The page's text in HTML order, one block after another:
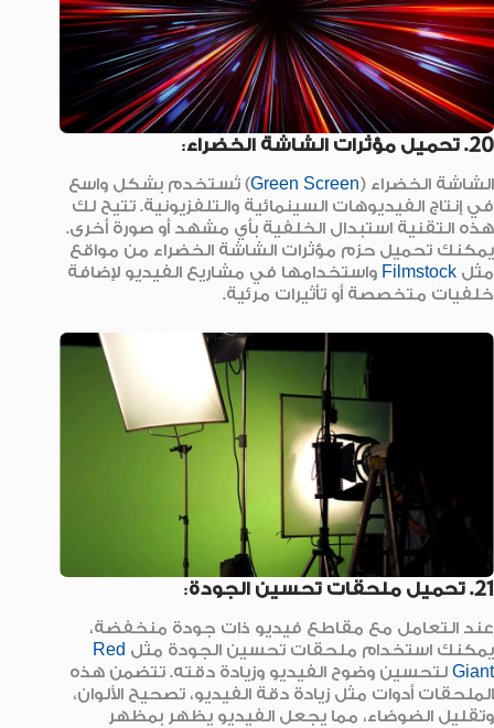
20. تحميل مؤثرات الشاشة الخضراء :
الشاشة الخضراء (Green Screen) تُستخدم بشكل واسع
في إنتاج الفيديوهات السينمائية والتلفزيونية. تتيح لك
هذه التقنية استبدال الخلفية بأي مشهد أو صورة أخرى.
يمكنك تحميل حزم مؤثرات الشاشة الخضراء من مواقع
مثل Filmstock واستخدامها في مشاريع الفيديو لإضافة
خلفيات متخصصة أو تأثيرات مرئية.
21. تحميل ملحقات تحسين الجودة :
عند التعامل مع مقاطع فيديو ذات جودة منخفضة،
يمكنك استخدام ملحقات تحسين الجودة مثل Red
Giant لتحسين وضوح الفيديو وزيادة دقته. تتضمن هذه
الملحقات أدوات مثل زيادة دقة الفيديو، تصحيح الألوان،
وتقليل الضوضاء، مما يجعل الفيديو يظهر بمظهر